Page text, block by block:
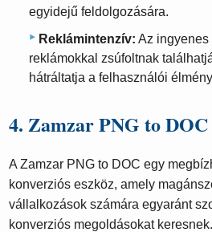
egyidejű feldolgozására.
Reklámintenzív: Az
reklámokkal zsúfoltnak
hátráltatja a felhasználói
4. Zamzar PNG to DOC
A Zamzar PNG to DOC egy
konverziós eszköz, amely
vállalkozások számára egyaránt
konverziós megoldásokat keresnek.